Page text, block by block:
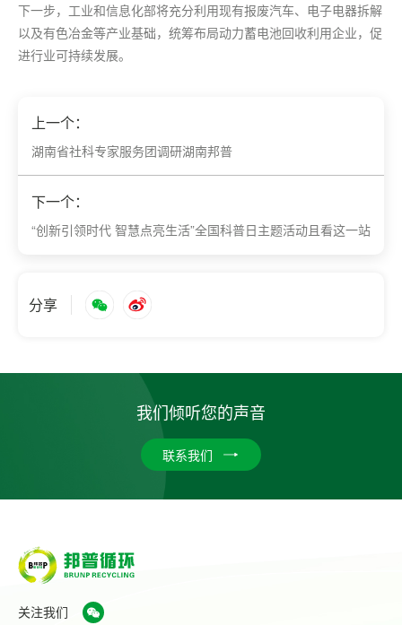
下一步，工业和信息化部将充分利用现有报废汽车、电子电器拆解
以及有色冶金等产业基础，统筹布局动力蓄电池回收利用企业，促
进行业可持续发展。
上一个：
湖南省社科专家服务团调研湖南邦普
下一个：
“创新引领时代 智慧点亮生活”全国科普日主题活动且看这一站
分享
我们倾听您的声音
联系我们
关注我们